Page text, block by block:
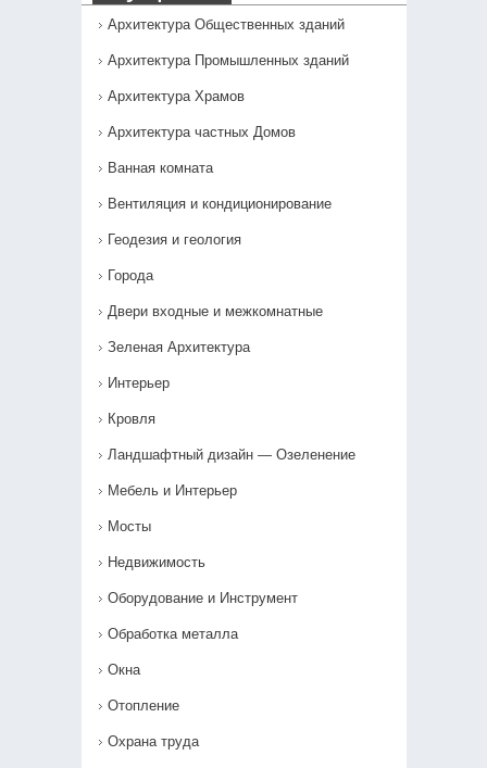
Архитектура Общественных зданий
Архитектура Промышленных зданий
Архитектура Храмов
Архитектура частных Домов
Ванная комната
Вентиляция и кондиционирование
Геодезия и геология
Города
Двери входные и межкомнатные
Зеленая Архитектура
Интерьер
Кровля
Ландшафтный дизайн — Озеленение‎
Мебель и Интерьер
Мосты
Недвижимость
Оборудование и Инструмент
Обработка металла
Окна
Отопление
Охрана труда